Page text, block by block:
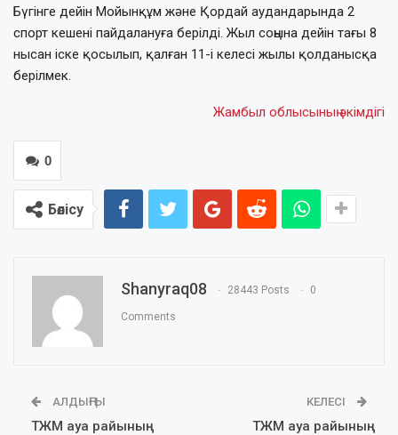
Бүгінге дейін Мойынқұм және Қордай аудандарында 2
спорт кешені пайдалануға берілді. Жыл соңына дейін тағы 8
нысан іске қосылып, қалған 11-і келесі жылы қолданысқа
берілмек.
Жамбыл облысының әкімдігі
0
Бөлісу
Shanyraq08 28443 Posts 0
Comments
АЛДЫҢҒЫ
ТЖМ ауа райының
КЕЛЕСІ
ТЖМ ауа райының